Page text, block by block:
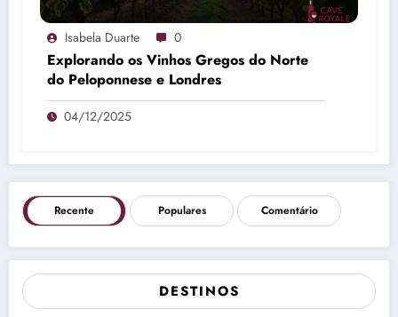
Isabela Duarte 0
Explorando os Vinhos Gregos do Norte
do Peloponnese e Londres
04/12/2025
Recente Populares Comentário
DESTINOS